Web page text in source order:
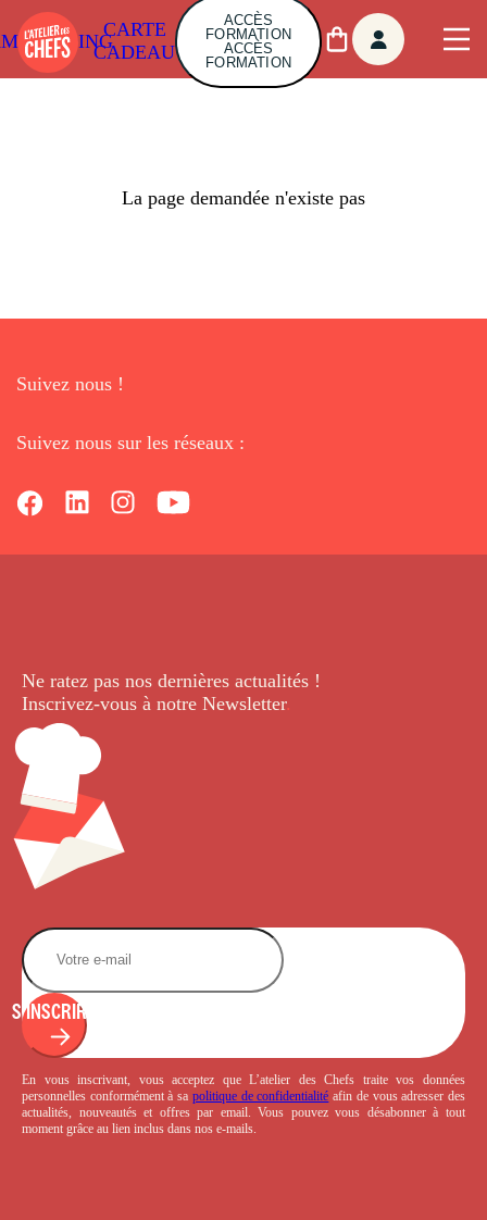
CARTE
CADEAU
ACCÈS
FORMATION
ACCÈS
FORMATION
La page demandée n'existe pas
Suivez nous !
Suivez nous sur les réseaux :
Ne ratez pas nos dernières actualités !
Inscrivez-vous à notre Newsletter.
S'INSCRIRE
En vous inscrivant, vous acceptez que L’atelier des Chefs traite vos données
personnelles conformément à sa politique de confidentialité afin de vous adresser des
actualités, nouveautés et offres par email. Vous pouvez vous désabonner à tout
moment grâce au lien inclus dans nos e-mails.